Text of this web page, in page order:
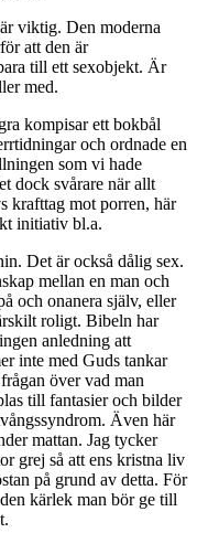
viktig. Den moderna
att den är
till ett sexobjekt. Är
med.
kompisar ett bokbål
och ordnade en
som vi hade
dock svårare när allt
krafttag mot porren, här
initiativ bl.a.
Det är också dålig sex.
mellan en man och
och onanera själv, eller
roligt. Bibeln har
anledning att
inte med Guds tankar
över vad man
till fantasier och bilder
Även här
mattan. Jag tycker
grej så att ens kristna liv
på grund av detta. För
kärlek man bör ge till